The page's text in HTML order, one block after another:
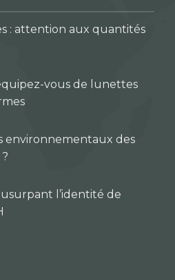
: attention aux quantités
vous de lunettes
environnementaux des
l’identité de